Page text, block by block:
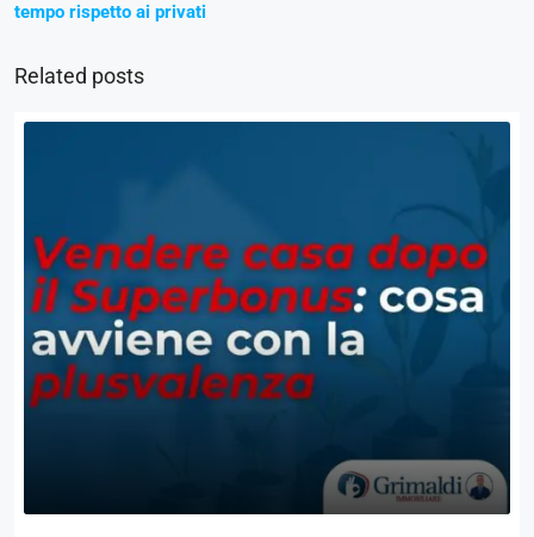
tempo rispetto ai privati
Related posts